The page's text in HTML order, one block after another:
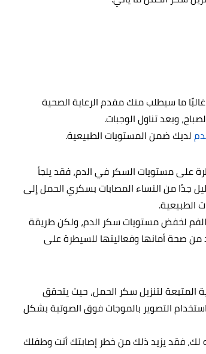
ما سيطلب منك مقدم الرعاية الصحية
وبعد تناول الوجبات.
لديك ضمن المستويات الطبيعية.
على مستويات السكر في الدم، فقد يلجأ
جدًا من النساء المصابات بسكري الحمل إلى
الطبيعية.
الفم لخفض مستويات سكر الدم، ولكن طريقة
من صحة أمانها وفعاليتها للسيطرة على
لتنزيل سكر الحمل، حيث يتحقق
التصوير بالموجات فوق الصوتية بشكل
لك، فقد يزيد ذلك من خطر إصابتك أنت وطفلك